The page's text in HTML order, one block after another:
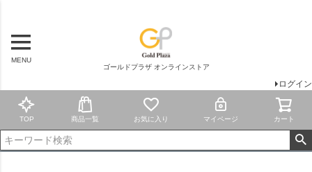
MENU
ゴールドプラザ オンラインストア
ログイン
TOP 商品一覧 お気に入り マイページ カート